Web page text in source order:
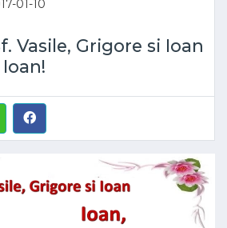
01-10
Vasile, Grigore si Ioan